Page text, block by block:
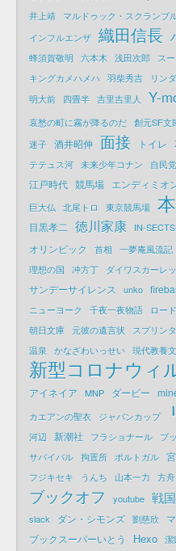
井上靖
マルドゥック・スクランブ
インフルエンザ 織田信長
蜂須賀敬明 六本木 浅田次郎 ス
キングカメハメハ 羽柴秀吉 リン
明大前 四畳半 吉里吉里人 Y-
哀愁の町に霧が降るのだ 創元SF文
迷子 酒井昭伸 面接 トイレ
テテュス河 未来少年コナン 自民党
江戸時代 競馬場 エンディミオ
巨大仏
北尾トロ 東京競馬場
目黒孝二 徳川家康 IN-SECTS
オリンピック 首相 一夢庵風流記
理想の国 冲方丁 ダイワスカーレ
サンデーサイレンス unko
ニューヨーク
千夜一夜物語 ロー
朝日文庫 元彼の遺言状 スプリン
温泉
かなざわいっせい 現代教養
新型コロナウィ
アイネイア
MNP ダービー
カエアンの聖衣
ジャパンカップ
河辺 新潮社 フラショナール ブ
サバイバル 拘置所 ポルトガル
フジキセキ うんち 山本一力 方舟
ブックオフ youtube 戦
slack
ダン・シモンズ 劉慈欣
ブックスーパーいとう
Hexo 潔